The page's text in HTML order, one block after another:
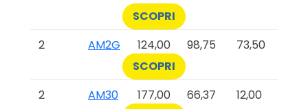
SCOPRI
2
AM2G 124,00 98,75
73,50
SCOPRI
2
AM30 177,00 66,37
12,00